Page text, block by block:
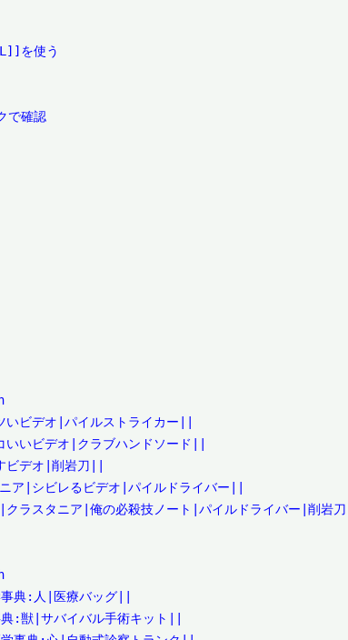
を使う
で確認
ビデオ|パイルストライカー||
いビデオ|クラブハンドソード||
ビデオ|削岩刀||
ア|シビレるビデオ|パイルドライバー||
ラスタニア|俺の必殺技ノート|パイルドライバー|削岩刀|
典:人|医療バッグ||
:獣|サバイバル手術キット||